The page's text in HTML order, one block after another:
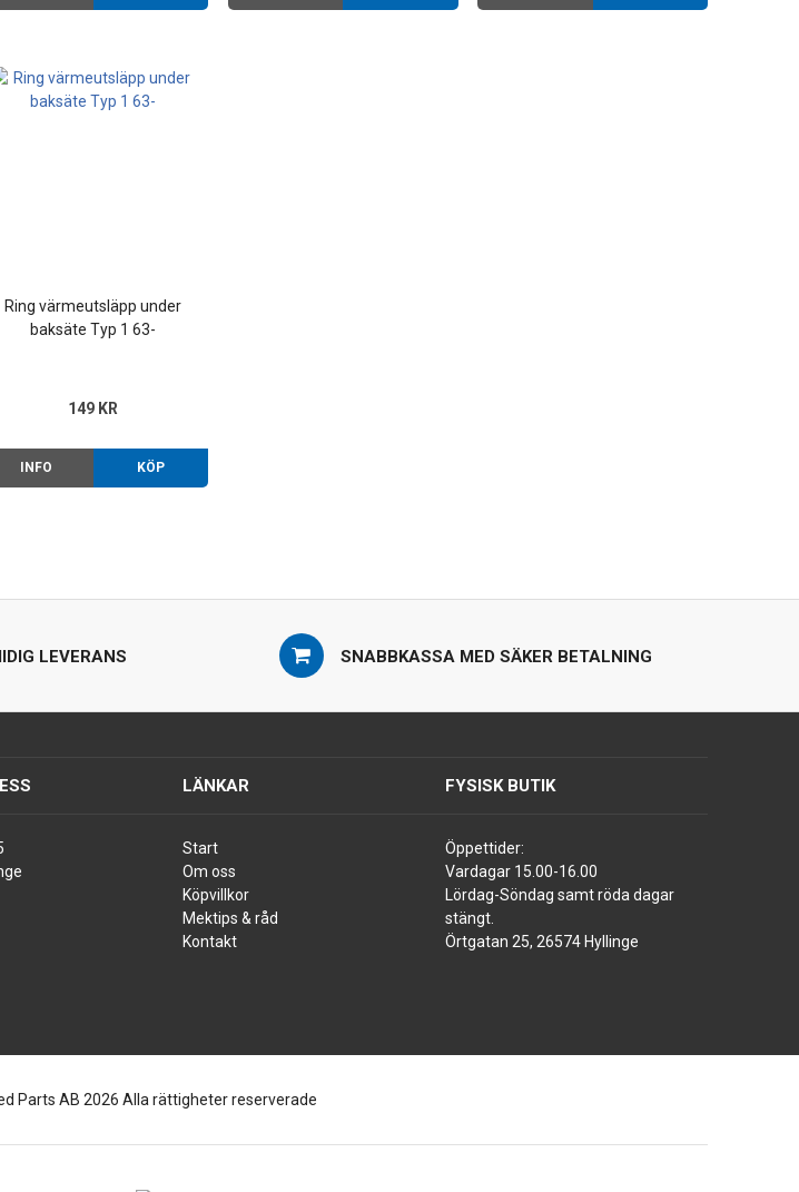
Ring värmeutsläpp under
baksäte Typ 1 63-
149 KR
INFO KÖP
LEVERANS SNABBKASSA MED SÄKER BETALNING
LÄNKAR
Start
Om oss
Köpvillkor
Mektips & råd
Kontakt
FYSISK BUTIK
Öppettider:
Vardagar 15.00-16.00
Lördag-Söndag samt röda dagar
stängt.
Örtgatan 25, 26574 Hyllinge
Parts AB 2026 Alla rättigheter reserverade